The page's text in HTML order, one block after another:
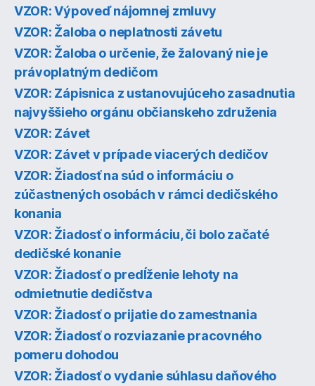
VZOR: Výpoveď nájomnej zmluvy
VZOR: Žaloba o neplatnosti závetu
VZOR: Žaloba o určenie, že žalovaný nie je
právoplatným dedičom
VZOR: Zápisnica z ustanovujúceho zasadnutia
najvyššieho orgánu občianskeho združenia
VZOR: Závet
VZOR: Závet v prípade viacerých dedičov
VZOR: Žiadosť na súd o informáciu o
zúčastnených osobách v rámci dedičského
konania
VZOR: Žiadosť o informáciu, či bolo začaté
dedičské konanie
VZOR: Žiadosť o predĺženie lehoty na
odmietnutie dedičstva
VZOR: Žiadosť o prijatie do zamestnania
VZOR: Žiadosť o rozviazanie pracovného
pomeru dohodou
VZOR: Žiadosť o vydanie súhlasu daňového